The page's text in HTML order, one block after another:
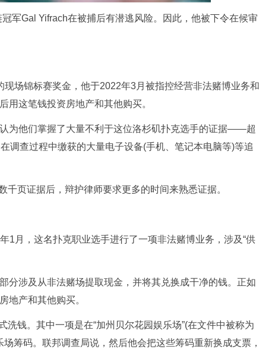
军Gal Yifrach在被捕后有潜逃风险。因此，他被下令在候审
场锦标赛奖金，他于2022年3月被指控经营非法赌博业务和
用这笔钱投资房地产和其他购买。
为他们掌握了大量不利于这位洛杉矶扑克选手的证据——超
调查过程中缴获的大量电子设备(手机、笔记本电脑等)等追
千页证据后，辩护律师要求更多的时间来熟悉证据。
1月，这名扑克职业选手进行了一项非法赌博业务，涉及“供
分涉及从非法赌场提取现金，并将其兑换成干净的钱。正如
地产和其他购买。
洗钱。其中一项是在“加州贝尔花园娱乐场”(在文件中被称为
筹码。联邦调查局说，然后他会把这些筹码重新换成支票，